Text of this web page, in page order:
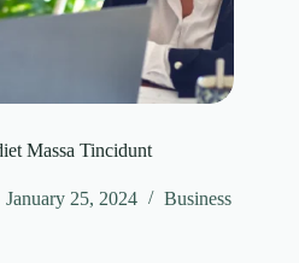
Massa Tincidunt
January 25, 2024 Business